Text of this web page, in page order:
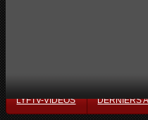
LYFTV-VIDÉOS DERNIERS